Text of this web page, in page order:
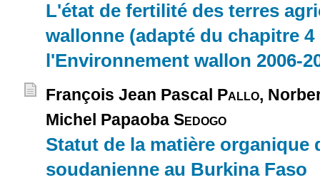
L'état de fertilité des terres
wallonne (adapté du chapitre
l'Environnement wallon 2006-
François Jean Pascal Pallo,
Michel Papaoba Sedogo
Statut de la matière organique
soudanienne au Burkina Faso